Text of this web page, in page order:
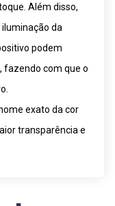
Além disso,
da
podem
fazendo com que o
exato da cor
transparência e